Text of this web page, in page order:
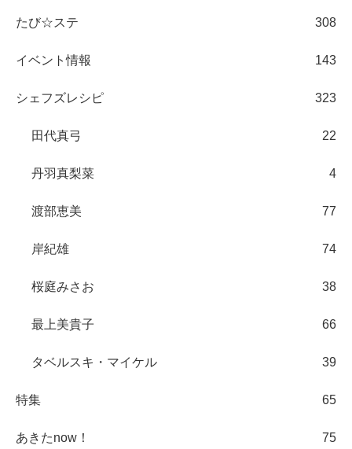
たび☆ステ 308
イベント情報 143
シェフズレシピ 323
田代真弓 22
丹羽真梨菜 4
渡部恵美 77
岸紀雄 74
桜庭みさお 38
最上美貴子 66
タベルスキ・マイケル 39
特集 65
あきたnow！ 75